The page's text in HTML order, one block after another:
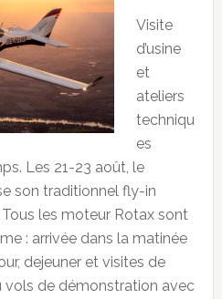
Visite
d’usine
et
ateliers
techniqu
es
Les 21-23 août, le
son traditionnel fly-in
les moteur Rotax sont
: arrivée dans la matinée
dejeuner et visites de
vols de démonstration avec